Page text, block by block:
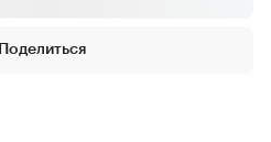
Поделиться